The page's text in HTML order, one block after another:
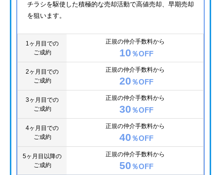
チラシを駆使した積極的な売却活動で高値売却、早期売却
を狙います。
1ヶ月目での
ご成約
正規の仲介手数料から
10 ％OFF
2ヶ月目での
ご成約
正規の仲介手数料から
20 ％OFF
3ヶ月目での
ご成約
正規の仲介手数料から
30 ％OFF
4ヶ月目での
ご成約
正規の仲介手数料から
40 ％OFF
5ヶ月目以降の
ご成約
正規の仲介手数料から
50 ％OFF